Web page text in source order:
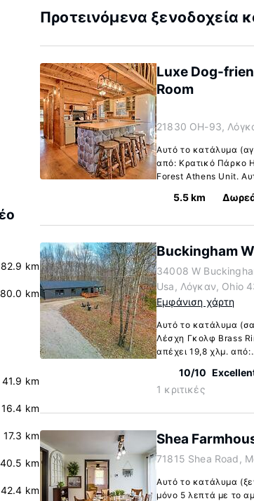
82.9 km
80.0 km
41.9 km
16.4 km
17.3 km
40.5 km
42.4 km
Προτεινόμενα ξενοδοχεία
Luxe Dog-
Room
21830 OH-93,
Αυτό το κατάλυμα
από: Κρατικό Πάρκο
Forest Athens Unit.
5.5 km
Buckingham
34008 W
Usa, Λόγκαν, Ohio
Εμφάνιση χάρτη
Αυτό το κατάλυμα
Λέσχη Γκολφ Brass
απέχει 19,8 χλμ.
10/10
1 κριτικές
Shea
71815 Shea Road,
Αυτό το κατάλυμα
μόνο 5 λεπτά με το